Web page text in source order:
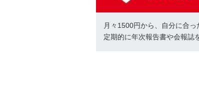
月々1500円から、自分に合っ
定期的に年次報告書や会報誌